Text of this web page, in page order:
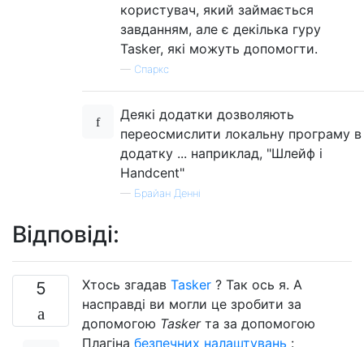
користувач, який займається
завданням, але є декілька гуру
Tasker, які можуть допомогти.
— Спаркс
Деякі додатки дозволяють
переосмислити локальну програму в
додатку ... наприклад, "Шлейф і
Handcent"
— Брайан Денні
Відповіді:
5 Хтось згадав Tasker ? Так ось я. А
насправді ви могли це зробити за
допомогою Taskerта за допомогою
Плагіна безпечних налаштувань :